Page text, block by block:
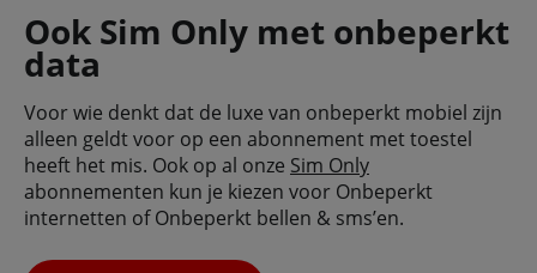
Ook Sim Only met onbeperkt
data
Voor wie denkt dat de luxe van onbeperkt mobiel zijn
alleen geldt voor op een abonnement met toestel
heeft het mis. Ook op al onze Sim Only
abonnementen kun je kiezen voor Onbeperkt
internetten of Onbeperkt bellen & sms’en.